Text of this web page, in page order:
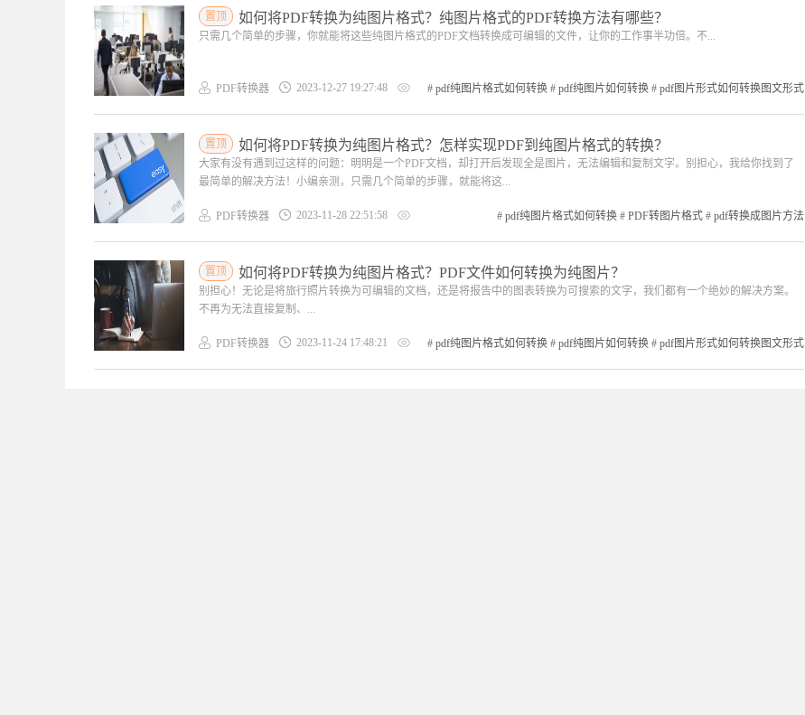
置顶 如何将PDF转换为纯图片格式？纯图片格式的PDF转换方法有哪些？
只需几个简单的步骤，你就能将这些纯图片格式的PDF文档转换成可编辑的文件，让你的工作事半功倍。不...
PDF转换器 2023-12-27 19:27:48 # pdf纯图片格式如何转换 # pdf纯图片如何转换 # pdf图片形式如何转换图文形式
置顶 如何将PDF转换为纯图片格式？怎样实现PDF到纯图片格式的转换？
大家有没有遇到过这样的问题：明明是一个PDF文档，却打开后发现全是图片，无法编辑和复制文字。别担心，我给你找到了
最简单的解决方法！小编亲测，只需几个简单的步骤，就能将这...
PDF转换器 2023-11-28 22:51:58 # pdf纯图片格式如何转换 # PDF转图片格式 # pdf转换成图片方法
置顶 如何将PDF转换为纯图片格式？PDF文件如何转换为纯图片？
别担心！无论是将旅行照片转换为可编辑的文档，还是将报告中的图表转换为可搜索的文字，我们都有一个绝妙的解决方案。
不再为无法直接复制、...
PDF转换器 2023-11-24 17:48:21 # pdf纯图片格式如何转换 # pdf纯图片如何转换 # pdf图片形式如何转换图文形式